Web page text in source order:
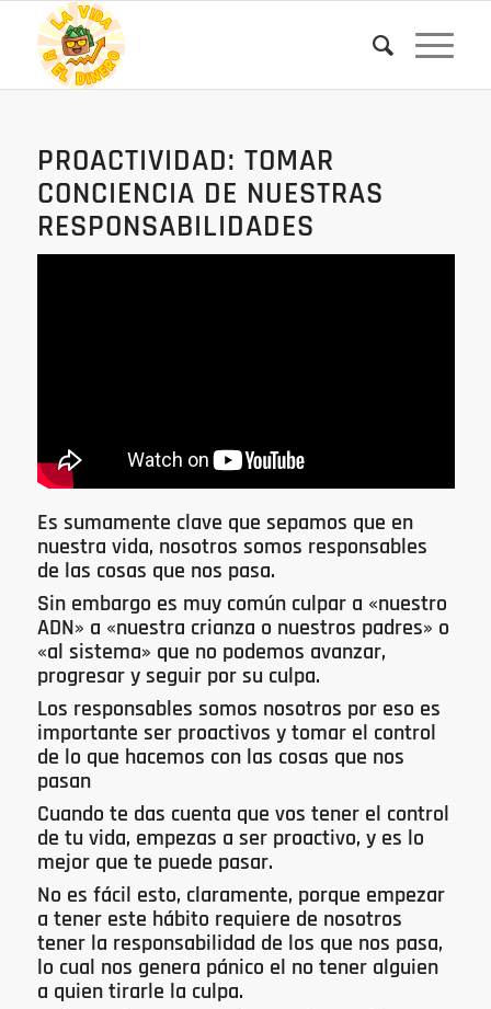
PROACTIVIDAD: TOMAR
CONCIENCIA DE NUESTRAS
RESPONSABILIDADES
Es sumamente clave que sepamos que en
nuestra vida, nosotros somos responsables
de las cosas que nos pasa.
Sin embargo es muy común culpar a «nuestro
ADN» a «nuestra crianza o nuestros padres» o
«al sistema» que no podemos avanzar,
progresar y seguir por su culpa.
Los responsables somos nosotros por eso es
importante ser proactivos y tomar el control
de lo que hacemos con las cosas que nos
pasan
Cuando te das cuenta que vos tener el control
de tu vida, empezas a ser proactivo, y es lo
mejor que te puede pasar.
No es fácil esto, claramente, porque empezar
a tener este hábito requiere de nosotros
tener la responsabilidad de los que nos pasa,
lo cual nos genera pánico el no tener alguien
a quien tirarle la culpa.